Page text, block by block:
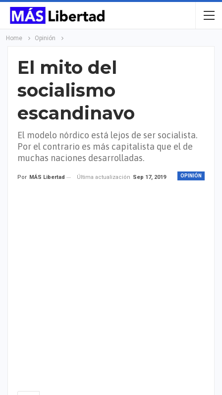
Home Opinión
El mito del
socialismo
escandinavo
El modelo nórdico está lejos de ser socialista.
Por el contrario es más capitalista que el de
muchas naciones desarrolladas.
OPINIÓN
Por MÁS Libertad Última actualización Sep 17, 2019